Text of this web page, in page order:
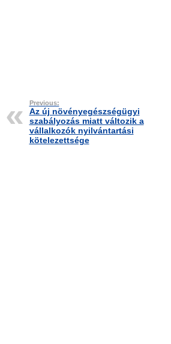
Previous:
Az új növényegészségügyi
szabályozás miatt változik a
vállalkozók nyilvántartási
kötelezettsége